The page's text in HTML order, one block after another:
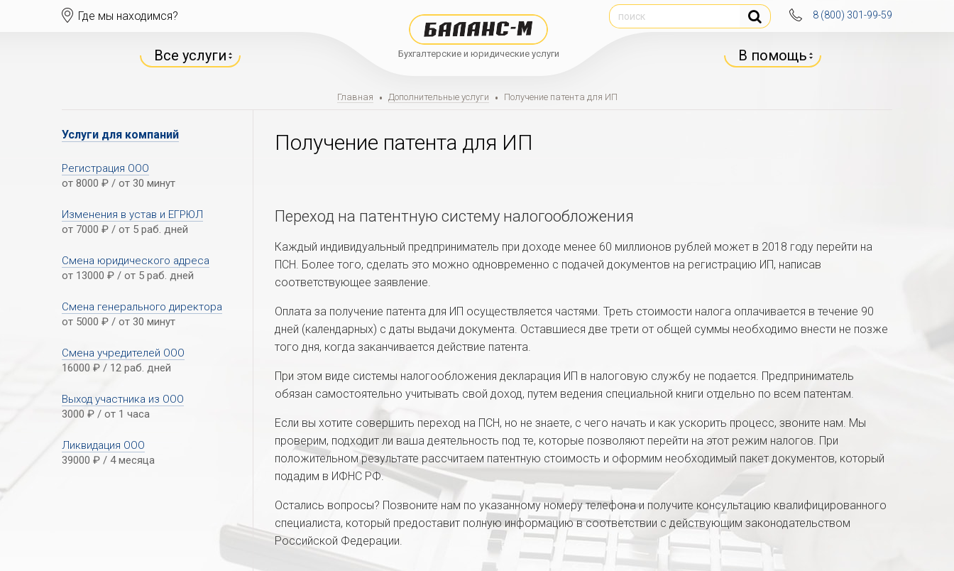
Где мы находимся?
Бухгалтерские и юридические услуги
8 (800) 301-99-59
Все услуги В помощь
Главная • Дополнительные услуги • Получение патента для ИП
Услуги для компаний
Регистрация ООО
от 8000 ₽ / от 30 минут
Изменения в устав и ЕГРЮЛ
от 7000 ₽ / от 5 раб. дней
Смена юридического адреса
от 13000 ₽ / от 5 раб. дней
Смена генерального директора
от 5000 ₽ / от 30 минут
Смена учредителей ООО
16000 ₽ / 12 раб. дней
Выход участника из ООО
3000 ₽ / от 1 часа
Ликвидация ООО
39000 ₽ / 4 месяца
Получение патента для ИП
Переход на патентную систему налогообложения
Каждый индивидуальный предприниматель при доходе менее 60 миллионов рублей может в 2018 году перейти на
ПСН. Более того, сделать это можно одновременно с подачей документов на регистрацию ИП, написав
соответствующее заявление.
Оплата за получение патента для ИП осуществляется частями. Треть стоимости налога оплачивается в течение 90
дней (календарных) с даты выдачи документа. Оставшиеся две трети от общей суммы необходимо внести не позже
того дня, когда заканчивается действие патента.
При этом виде системы налогообложения декларация ИП в налоговую службу не подается. Предприниматель
обязан самостоятельно учитывать свой доход, путем ведения специальной книги отдельно по всем патентам.
Если вы хотите совершить переход на ПСН, но не знаете, с чего начать и как ускорить процесс, звоните нам. Мы
проверим, подходит ли ваша деятельность под те, которые позволяют перейти на этот режим налогов. При
положительном результате рассчитаем патентную стоимость и оформим необходимый пакет документов, который
подадим в ИФНС РФ.
Остались вопросы? Позвоните нам по указанному номеру телефона и получите консультацию квалифицированного
специалиста, который предоставит полную информацию в соответствии с действующим законодательством
Российской Федерации.